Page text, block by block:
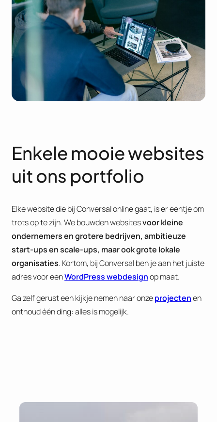
Enkele mooie websites
uit ons portfolio
Elke website die bij Conversal online gaat, is er eentje om
trots op te zijn. We bouwden websitesvoor kleine
ondernemers en grotere bedrijven, ambitieuze
start-ups en scale-ups, maar ook grote lokale
organisaties. Kortom, bij Conversal ben je aan het juiste
adres voor eenWordPress webdesignop maat.
Ga zelf gerust een kijkje nemen naar onzeprojectenen
onthoud één ding: alles is mogelijk.